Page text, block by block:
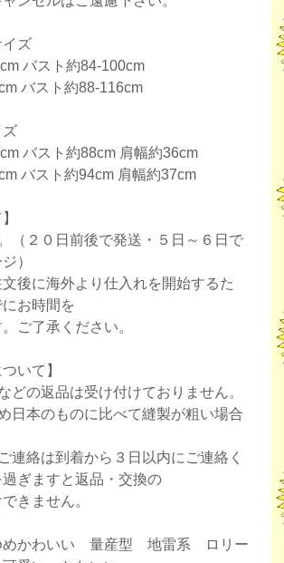
ズ
バスト約84-100cm
バスト約88-116cm
バスト約88cm 肩幅約36cm
バスト約94cm 肩幅約37cm
（２０日前後で発送・５日～６日で
）
後に海外より仕入れを開始するた
お時間を
ご了承ください。
いて】
どの返品は受け付けておりません。
日本のものに比べて縫製が粗い場合
連絡は到着から３日以内にご連絡く
ぎますと返品・交換の
きません。
めかわいい 量産型 地雷系 ロリー